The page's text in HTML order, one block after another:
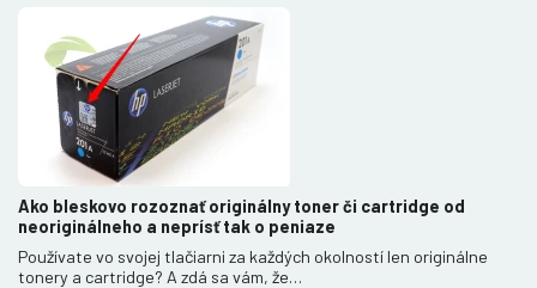
Ako bleskovo rozoznať originálny toner či cartridge od
neoriginálneho a neprísť tak o peniaze
Používate vo svojej tlačiarni za každých okolností len originálne
tonery a cartridge? A zdá sa vám, že…